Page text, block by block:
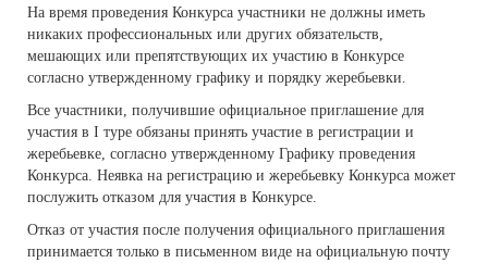
На время проведения Конкурса участники не должны иметь
никаких профессиональных или других обязательств,
мешающих или препятствующих их участию в Конкурсе
согласно утвержденному графику и порядку жеребьевки.
Все участники, получившие официальное приглашение для
участия в I туре обязаны принять участие в регистрации и
жеребьевке, согласно утвержденному Графику проведения
Конкурса. Неявка на регистрацию и жеребьевку Конкурса может
послужить отказом для участия в Конкурсе.
Отказ от участия после получения официального приглашения
принимается только в письменном виде на официальную почту